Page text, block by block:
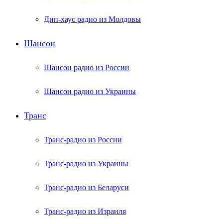
Дип-хаус радио из Молдовы
Шансон
Шансон радио из России
Шансон радио из Украины
Транс
Транс-радио из России
Транс-радио из Украины
Транс-радио из Беларуси
Транс-радио из Израиля